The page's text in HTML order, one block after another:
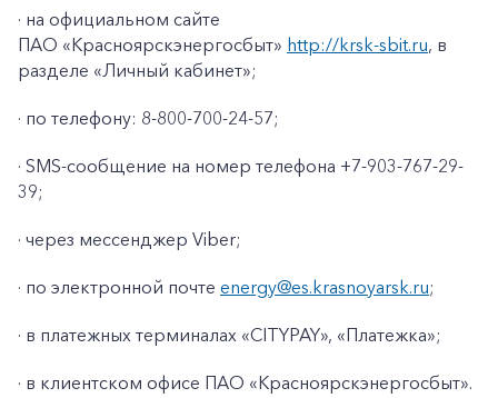
Частным клиентам
· на официальном сайте
ПАО «Красноярскэнергосбыт» http://krsk-sbit.ru, в
разделе «Личный кабинет»;
· по телефону: 8-800-700-24-57;
· SMS-сообщение на номер телефона +7-903-767-29-
39;
· через мессенджер Viber;
· по электронной почте energy@es.krasnoyarsk.ru;
· в платежных терминалах «CITYPAY», «Платежка»;
· в клиентском офисе ПАО «Красноярскэнергосбыт».